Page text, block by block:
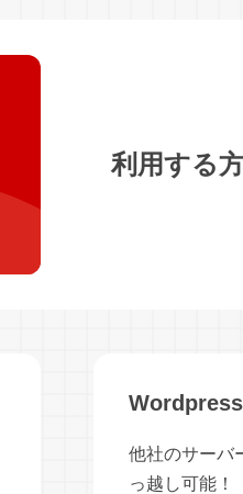
利用する
他社のサーバ
っ越し可能！